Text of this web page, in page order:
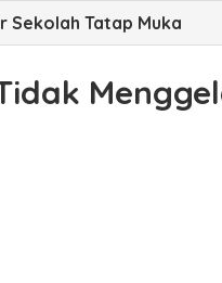
Tatap Muka